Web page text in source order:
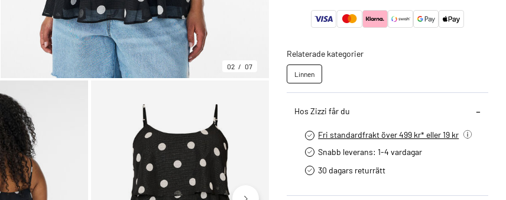
02 07
Relaterade kategorier
Linnen
Hos Zizzi får du
Fri standardfrakt över 499 kr* eller 19 kr
Snabb leverans: 1-4 vardagar
30 dagars returrätt­